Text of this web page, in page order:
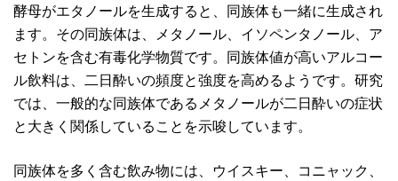
酵母がエタノールを生成すると、同族体も一緒に生成され
ます。その同族体は、メタノール、イソペンタノール、ア
セトンを含む有毒化学物質です。同族体値が高いアルコー
ル飲料は、二日酔いの頻度と強度を高めるようです。研究
では、一般的な同族体であるメタノールが二日酔いの症状
と大きく関係していることを示唆しています。
同族体を多く含む飲み物には、ウイスキー、コニャック、